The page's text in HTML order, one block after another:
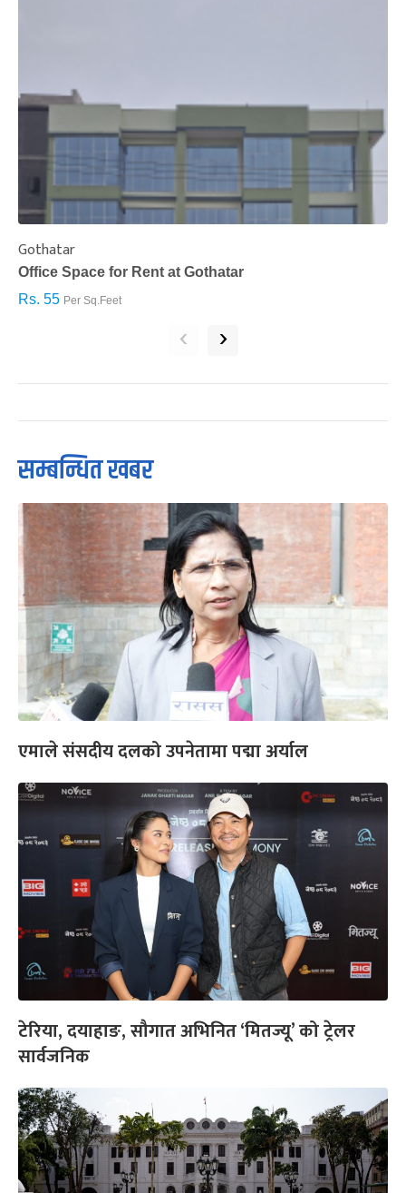
Gothatar
Office Space for Rent at Gothatar
Rs. 55 Per Sq.Feet
‹ ›
सम्बन्धित खबर
एमाले संसदीय दलको उपनेतामा पद्मा अर्याल
टेरिया, दयाहाङ, सौगात अभिनित ‘मितज्यू’ को ट्रेलर
सार्वजनिक